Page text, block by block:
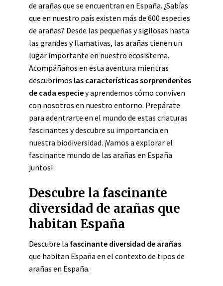
de arañas que se encuentran en España. ¿Sabías
que en nuestro país existen más de 600 especies
de arañas? Desde las pequeñas y sigilosas hasta
las grandes y llamativas, las arañas tienen un
lugar importante en nuestro ecosistema.
Acompáñanos en esta aventura mientras
descubrimos las características sorprendentes
de cada especiey aprendemos cómo conviven
con nosotros en nuestro entorno. Prepárate
para adentrarte en el mundo de estas criaturas
fascinantes y descubre su importancia en
nuestra biodiversidad. ¡Vamos a explorar el
fascinante mundo de las arañas en España
juntos!
Descubre la fascinante
diversidad de arañas que
habitan España
Descubre la fascinante diversidad de arañas
que habitan España en el contexto de tipos de
arañas en España.